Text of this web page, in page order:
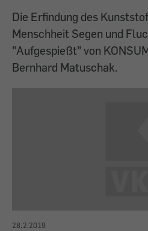
Die Erfindung des
Menschheit Segen und
"Aufgespießt" von
Bernhard Matuschak.
28.2.2019